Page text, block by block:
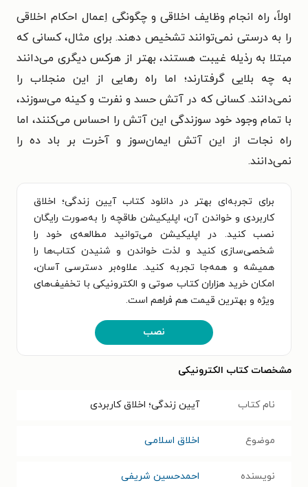
اولاً، راه انجام وظایف اخلاقی و چگونگی اِعمال احکام اخلاقی
را به درستی نمی‌توانند تشخیص دهند. برای مثال، کسانی که
مبتلا به رذیله غیبت هستند، بهتر از هرکس دیگری می‌دانند
به چه بلایی گرفتارند؛ اما راه رهایی از این منجلاب را
نمی‌دانند. کسانی که در آتش حسد و نفرت و کینه می‌سوزند،
با تمام وجود خود سوزندگی این آتش را احساس می‌کنند، اما
راه نجات از این آتش ایمان‌سوز و آخرت بر باد ده را
نمی‌دانند.
برای تجربه‌ای بهتر در دانلود کتاب آیین زندگی؛ اخلاق
کاربردی و خواندن آن، اپلیکیشن طاقچه را به‌صورت رایگان
نصب کنید. در اپلیکیشن می‌توانید مطالعه‌ی خود را
شخصی‌سازی کنید و لذت خواندن و شنیدن کتاب‌ها را
همیشه و همه‌جا تجربه کنید. علاوه‌بر دسترسی آسان،
امکان خرید هزاران کتاب صوتی و الکترونیکی با تخفیف‌های
ویژه و بهترین قیمت هم فراهم است.
نصب
مشخصات کتاب الکترونیکی
نام کتاب آیین زندگی؛ اخلاق کاربردی
موضوع اخلاق اسلامی
نویسنده اح‍م‍دح‍س‍ی‍ن‌ ش‍ری‍ف‍ی‌